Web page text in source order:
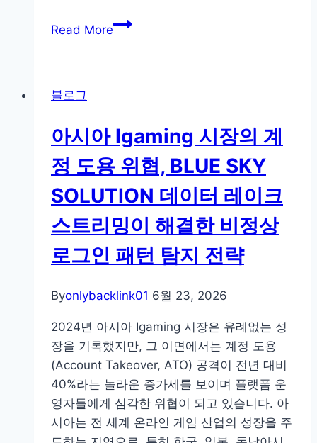
단
케
줄
링
전
략
Read More검
신
의
콘
텐
가
AI
게
택
받
는
3
가
지
블로그
아시아 Igaming 시장의 계
정 도용 위협, BLUE SKY
SOLUTION 데이터 레이크
스트리밍이 해결한 비정상
로그인 패턴 탐지 전략
Byonlybacklink01 6월 23, 2026
2024년 아시아 Igaming 시장은 유례없는 성
장을 기록했지만, 그 이면에서는 계정 도용
(Account Takeover, ATO) 공격이 전년 대비
40%라는 놀라운 증가세를 보이며 플랫폼 운
영자들에게 심각한 위협이 되고 있습니다. 아
시아는 전 세계 온라인 게임 산업의 성장을 주